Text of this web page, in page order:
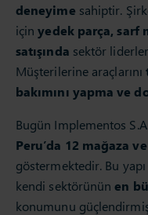
deneyime sahiptir.
içinyedek parça, sarf
satışında sektör
Müşterilerine araçlarını
bakımını yapma ve
Bugün Implementos
Peru’da 12 mağaza
göstermektedir. Bu
kendi sektörününen
konumunu